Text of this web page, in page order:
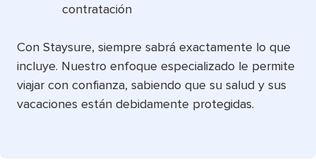
contratación
Con Staysure, siempre sabrá exactamente lo que
incluye. Nuestro enfoque especializado le permite
viajar con confianza, sabiendo que su salud y sus
vacaciones están debidamente protegidas.